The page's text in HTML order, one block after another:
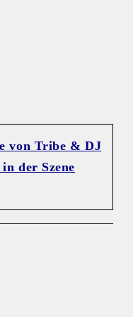
von Tribe & DJ
der Szene